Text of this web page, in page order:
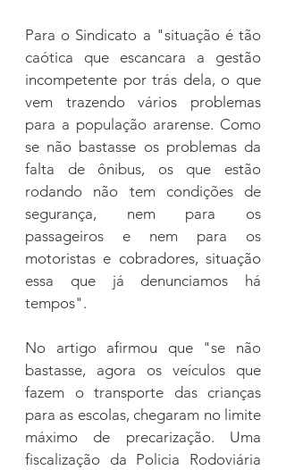
Para o Sindicato a "situação é tão
caótica que escancara a gestão
incompetente por trás dela, o que
vem trazendo vários problemas
para a população ararense. Como
se não bastasse os problemas da
falta de ônibus, os que estão
rodando não tem condições de
segurança, nem para os
passageiros e nem para os
motoristas e cobradores, situação
essa que já denunciamos há
tempos".
No artigo afirmou que "se não
bastasse, agora os veículos que
fazem o transporte das crianças
para as escolas, chegaram no limite
máximo de precarização. Uma
fiscalização da Policia Rodoviária